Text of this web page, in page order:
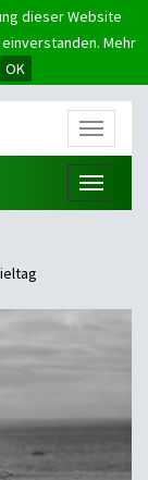
dieser Website
Mehr
OK
Menü
Menü